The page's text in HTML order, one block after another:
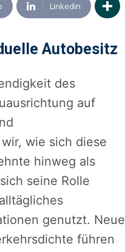
Linkedin
Autobesitz
des
auf
wie sich diese
hinweg als
seine Rolle
genutzt. Neue
führen